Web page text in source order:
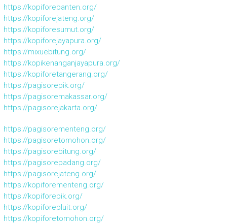
https://kopiforebanten.org/
https://kopiforejateng.org/
https://kopiforesumut.org/
https://kopiforejayapura.org/
https://mixuebitung.org/
https://kopikenanganjayapura.org/
https://kopiforetangerang.org/
https://pagisorepik.org/
https://pagisoremakassar.org/
https://pagisorejakarta.org/
https://pagisorementeng.org/
https://pagisoretomohon.org/
https://pagisorebitung.org/
https://pagisorepadang.org/
https://pagisorejateng.org/
https://kopiforementeng.org/
https://kopiforepik.org/
https://kopiforepluit.org/
https://kopiforetomohon.org/